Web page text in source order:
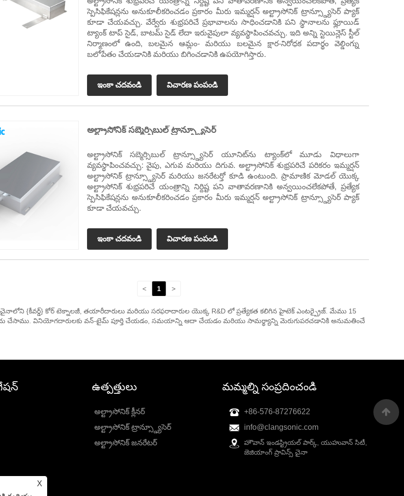
స్పెసిఫికేషన్లను అనుకూలీకరించడం ప్రకారం మీరు ఇమ్మర్షన్ అల్ట్రాసోనిక్ ట్రాన్స్డ్యూసెర్ ప్యాక్
కూడా చేయవచ్చు. వేర్వేరు శుభ్రపరిచే ప్రభావాలను సాధించడానికి పని స్థానాలను ఫ్లూయిడ్
ట్యాంక్ టాప్ సైడ్, బాటమ్ సైడ్ లేదా ఇరువైపులా వ్యవస్థాపించవచ్చు. ఇది అన్ని స్టెయిన్లెస్ స్టీల్
నిర్మాణంలో ఉంది, బలమైన ఆమ్లం- మరియు బలమైన క్షార-నిరోధక పదార్థం వెల్డింగ్ను
బలోపేతం చేయడానికి మరియు బిగించడానికి ఉపయోగిస్తారు.
ఇంకా చదవండి విచారణ పంపండి
అల్ట్రాసోనిక్ సబ్మెర్సిబుల్ ట్రాన్స్డ్యూసెర్
అల్ట్రాసోనిక్ సబ్మెర్సిబుల్ ట్రాన్స్డ్యూసెర్ యూనిట్‌ను ట్యాంక్‌లో మూడు విధాలుగా
వ్యవస్థాపించవచ్చు: వైపు, ఎగువ మరియు దిగువ. అల్ట్రాసోనిక్ శుభ్రపరిచే పరికరం ఇమ్మర్షన్
అల్ట్రాసోనిక్ ట్రాన్స్డ్యూసెర్ మరియు జనరేటర్తో కూడి ఉంటుంది. ప్రామాణిక మోడల్ యొక్క
అల్ట్రాసోనిక్ శుభ్రపరిచే యంత్రాన్ని నిర్దిష్ట పని వాతావరణానికి అన్వయించలేకపోతే, ప్రత్యేక
స్పెసిఫికేషన్లను అనుకూలీకరించడం ప్రకారం మీరు ఇమ్మర్షన్ అల్ట్రాసోనిక్ ట్రాన్స్డ్యూసెర్ ప్యాక్
కూడా చేయవచ్చు.
ఇంకా చదవండి విచారణ పంపండి
< 1 >
చైనాలోని {కీవర్డ్} కోర్ టెక్నాలజీ, తయారీదారులు మరియు సరఫరాదారుల యొక్క R&D లో ప్రత్యేకత కలిగిన హైటెక్ ఎంటర్ప్రైజ్. మేము 15
చేసాము. వినియోగదారులకు వన్-టైమ్ పూర్తి చేయడం, సమయాన్ని ఆదా చేయడం మరియు సామర్థ్యాన్ని మెరుగుపరచడానికి అనుమతించే
X
ఉత్పత్తులు
అల్ట్రాసోనిక్ క్లీనర్
అల్ట్రాసోనిక్ ట్రాన్స్డ్యూసెర్
అల్ట్రాసోనిక్ జనరేటర్
మమ్మల్ని సంప్రదించండి
+86-576-87276622
info@clangsonic.com
హౌవాన్ ఇండస్ట్రియల్ పార్క్, యుహువాన్ సిటీ,
జెజియాంగ్ ప్రావిన్స్ చైనా